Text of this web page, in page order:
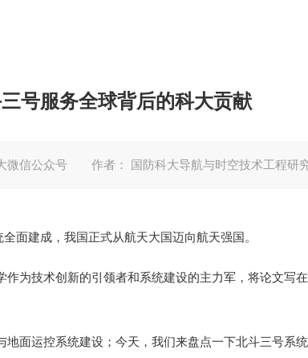
号服务全球背后的科大贡献
微信公众号 作者： 国防科大导航与时空技术工程研
面建成， 我国正式从航天大国迈向航天强国。
作为技术创新的引领者和系统建设的主力军， 将论文写
地面运控系统建设； 今天，我们来盘点一下北斗三号系